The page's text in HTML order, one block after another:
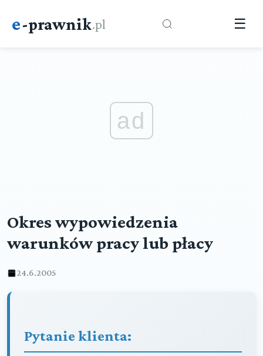
e-prawnik.pl ☰
ad
Okres wypowiedzenia
warunków pracy lub płacy
24.6.2005
Pytanie klienta: